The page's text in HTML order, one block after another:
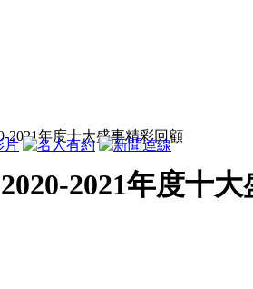
2021年度十大盛事精彩回顧
2021年度十